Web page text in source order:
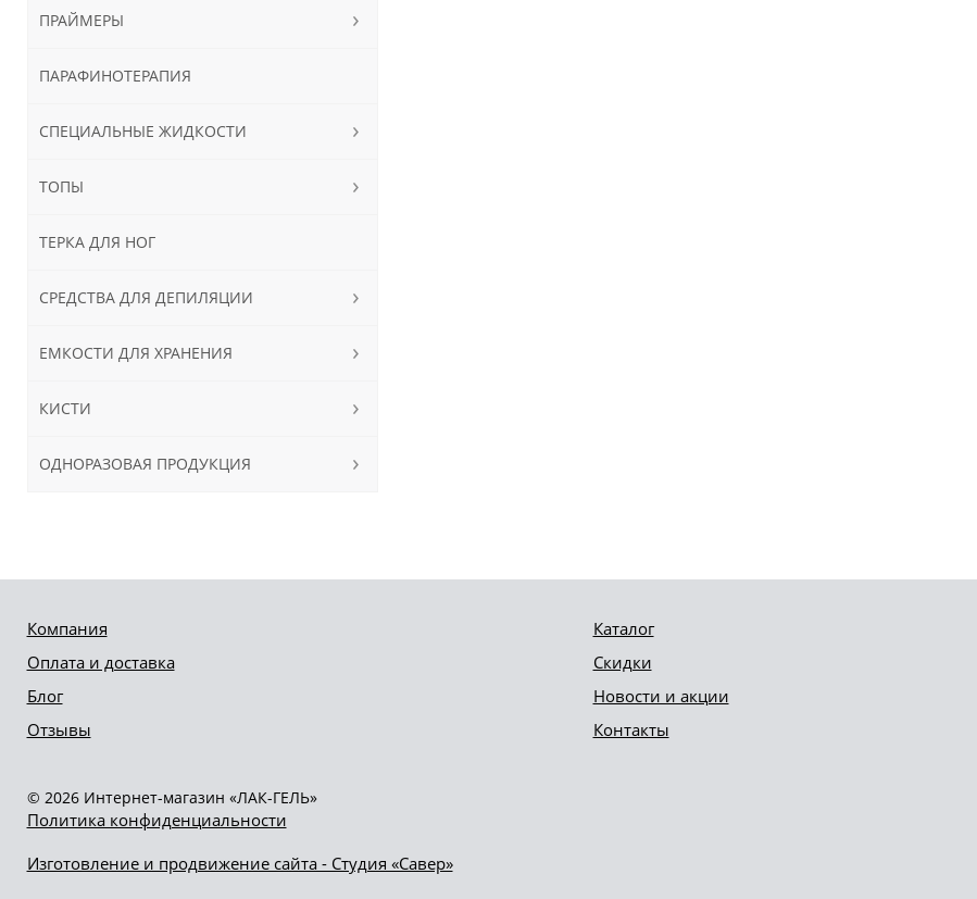
ПРАЙМЕРЫ
ПАРАФИНОТЕРАПИЯ
СПЕЦИАЛЬНЫЕ ЖИДКОСТИ
ТОПЫ
ТЕРКА ДЛЯ НОГ
СРЕДСТВА ДЛЯ ДЕПИЛЯЦИИ
ЕМКОСТИ ДЛЯ ХРАНЕНИЯ
КИСТИ
ОДНОРАЗОВАЯ ПРОДУКЦИЯ
Компания
Оплата и доставка
Блог
Отзывы
Каталог
Скидки
Новости и акции
Контакты
© 2026 Интернет-магазин «ЛАК-ГЕЛЬ»
Политика конфиденциальности
Изготовление и продвижение сайта - Студия «Савер»